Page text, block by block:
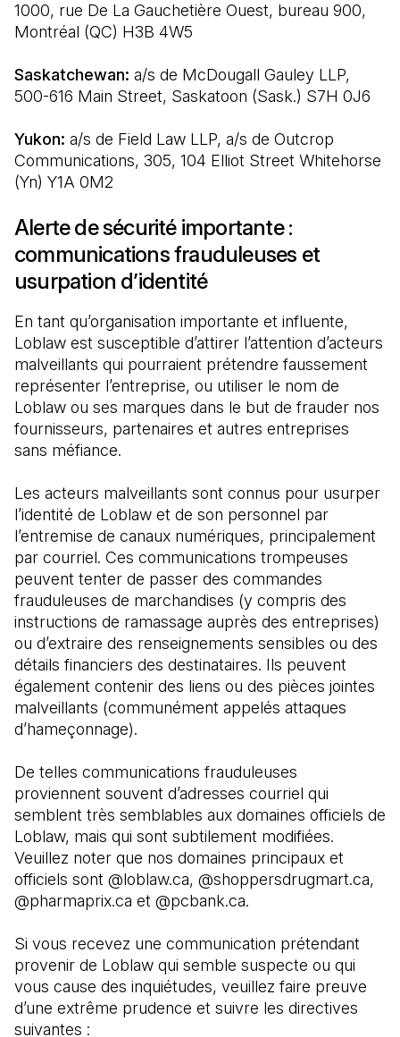
1000, rue De La Gauchetière Ouest, bureau 900,
Montréal (QC) H3B 4W5
Saskatchewan: a/s de McDougall Gauley LLP,
500-616 Main Street, Saskatoon (Sask.) S7H 0J6
Yukon: a/s de Field Law LLP, a/s de Outcrop
Communications, 305, 104 Elliot Street Whitehorse
(Yn) Y1A 0M2
Alerte de sécurité importante :
communications frauduleuses et
usurpation d’identité
En tant qu’organisation importante et influente,
Loblaw est susceptible d’attirer l’attention d’acteurs
malveillants qui pourraient prétendre faussement
représenter l’entreprise, ou utiliser le nom de
Loblaw ou ses marques dans le but de frauder nos
fournisseurs, partenaires et autres entreprises
sans méfiance.
Les acteurs malveillants sont connus pour usurper
l’identité de Loblaw et de son personnel par
l’entremise de canaux numériques, principalement
par courriel. Ces communications trompeuses
peuvent tenter de passer des commandes
frauduleuses de marchandises (y compris des
instructions de ramassage auprès des entreprises)
ou d’extraire des renseignements sensibles ou des
détails financiers des destinataires. Ils peuvent
également contenir des liens ou des pièces jointes
malveillants (communément appelés attaques
d’hameçonnage).
De telles communications frauduleuses
proviennent souvent d’adresses courriel qui
semblent très semblables aux domaines officiels de
Loblaw, mais qui sont subtilement modifiées.
Veuillez noter que nos domaines principaux et
officiels sont @loblaw.ca, @shoppersdrugmart.ca,
@pharmaprix.ca et @pcbank.ca.
Si vous recevez une communication prétendant
provenir de Loblaw qui semble suspecte ou qui
vous cause des inquiétudes, veuillez faire preuve
d’une extrême prudence et suivre les directives
suivantes :